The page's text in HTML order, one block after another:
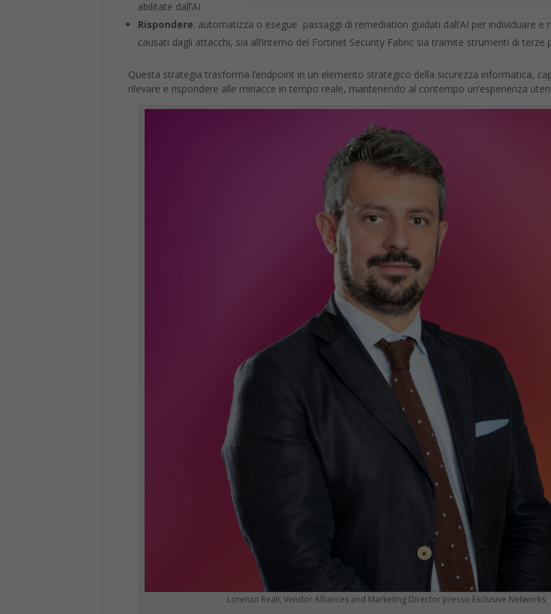
abilitate dall’AI
Rispondere: automatizza o esegue passaggi di remediation guidati dall’AI per individuare e
causati dagli attacchi, sia all’interno del Fortinet Security Fabric sia tramite strumenti di terze
Questa strategia trasforma l’endpoint in un elemento strategico della sicurezza informatica,
rilevare e rispondere alle minacce in tempo reale, mantenendo al contempo un’esperienza
Lorenzo Reali, Vendor Alliances and Marketing Director presso Exclusive Networks